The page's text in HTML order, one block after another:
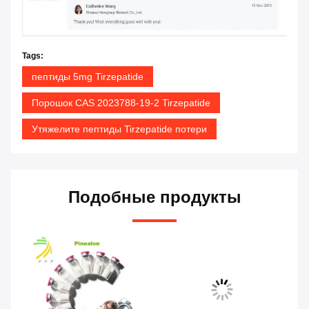
Tags:
пептиды 5mg Tirzepatide
Порошок CAS 2023788-19-2 Tirzepatide
Утяжелите пептиды Tirzepatide потери
Подобные продукты